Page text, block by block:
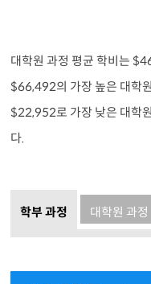
대학원 과정 평균 학비는
$66,492의 가장 높은 대학
$22,952로 가장 낮은 대학
다.
학부 과정 대학원 과정